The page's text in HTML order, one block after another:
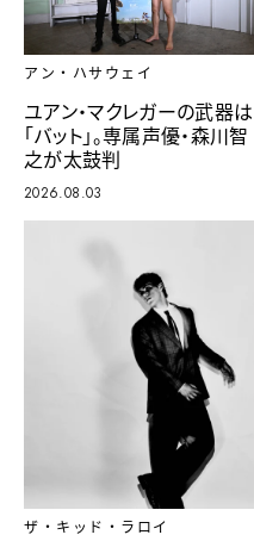
アン・ハサウェイ
ユアン・マクレガーの武器は
「バット」。専属声優・森川智
之が太鼓判
2026.08.03
ザ・キッド・ラロイ